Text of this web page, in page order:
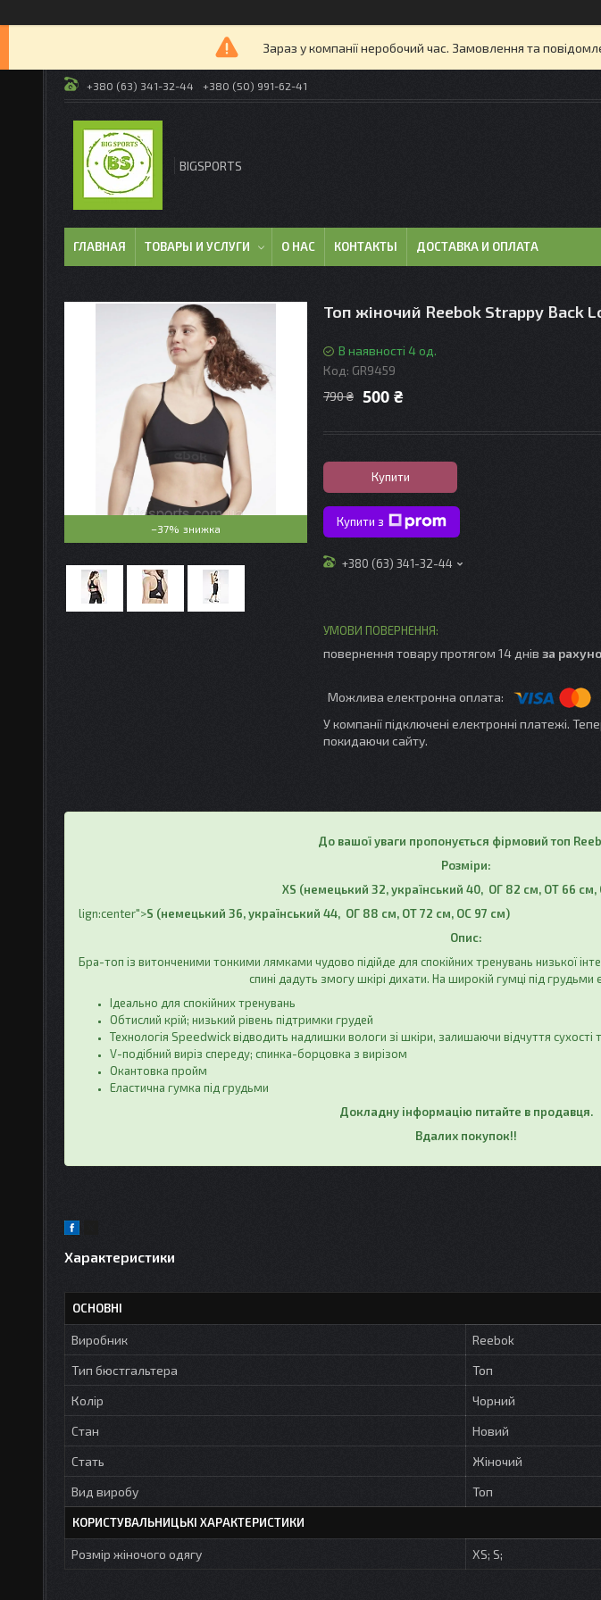
Зараз у компанії неробочий час. Замовлення та
+380 (63) 341-32-44 +380 (50) 991-62-41
BIGSPORTS
ГЛАВНАЯ ТОВАРЫ И УСЛУГИ О НАС КОНТАКТЫ ДОСТАВКА И ОПЛАТА
–37%
Топ жіночий Reebok Strappy Back
В наявності 4 од.
Код: GR9459
790 ₴ 500 ₴
Купити
Купити з
+380 (63) 341-32-44
повернення товару протягом 14 днів за
У компанії підключені електронні платежі.
покидаючи сайту.
До вашої уваги пропонується фірмовий топ
Розміри:
XS (немецький 32, український 40, ОГ 82 см, ОТ 66 см,
lign:center">S (немецький 36, український 44, ОГ 88 см, ОТ 72 см, ОС 97 см)
Опис:
Бра-топ із витонченими тонкими лямками чудово підійде для спокійних тренувань низької
спині дадуть змогу шкірі дихати. На широкій гумці під грудьми
Ідеально для спокійних тренувань
Обтислий крій; низький рівень підтримки грудей
Технологія Speedwick відводить надлишки вологи зі шкіри, залишаючи відчуття
V-подібний виріз спереду; спинка-борцовка з вирізом
Окантовка пройм
Еластична гумка під грудьми
Докладну інформацію питайте в продавця.
Вдалих покупок!!
Характеристики
ОСНОВНІ
Виробник
Reebok
Тип бюстгальтера
Топ
Колір
Чорний
Стан
Новий
Стать
Жіночий
Вид виробу
Топ
КОРИСТУВАЛЬНИЦЬКІ ХАРАКТЕРИСТИКИ
Розмір жіночого одягу XS; S;